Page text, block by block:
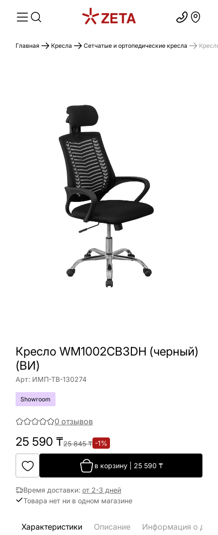
Главная Кресла Сетчатые и ортопедические кресла
Кресло WM1002CB3DH (черный)
(ВИ)
Арт: ИМП-ТВ-130274
Showroom
0 отзывов
25 590 ₸25 845₸ -1%
в корзину 25 590 ₸
Время доставки: от 2-3 дней
Товара нет ни в одном магазине
Характеристики Описание Информация о